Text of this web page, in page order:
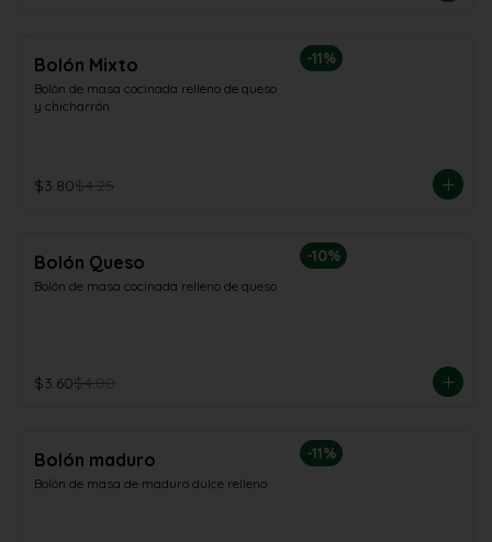
-11%
Bolón Mixto
Bolón de masa cocinada relleno de queso
y chicharrón
$3.80$4.25
-10%
Bolón Queso
Bolón de masa cocinada relleno de queso
$3.60$4.00
-11%
Bolón maduro
Bolón de masa de maduro dulce relleno